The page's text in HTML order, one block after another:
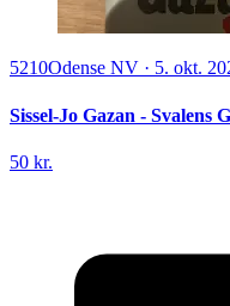
5210Odense NV · 5. okt.
Sissel-Jo Gazan - Svalens
50 kr.